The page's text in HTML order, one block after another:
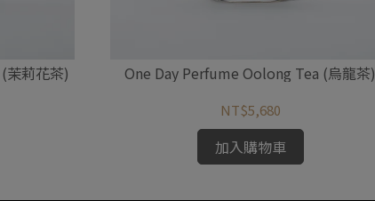
茉莉花茶) One Day Perfume Oolong Tea (烏龍茶)
NT$5,680
加入購物車